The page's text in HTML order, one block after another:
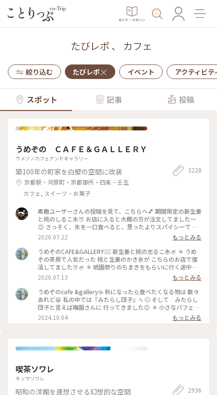
ガイド・マガジン
たびレポ 、 カフェ
絞り込む たびレポ イベント アクティビテ
スポット 記事 投稿
うめぞの ＣＡＦＥ＆ＧＡＬＬＥＲＹ
ウメゾノカフェアンドギャラリー
築100年の町家を白壁の空間に改装
京都駅・河原町・京都御所・四条・壬生
カフェ, スイーツ・お菓子
3228
素敵ユーザーさんの投稿を見て、こちらへ💕 期間限定の新生姜
と桃のしるこ氷🍑 お店に入ると大概の方が注文してました〜
😊 さっそく、氷を一口食べると、思ったよりスパイシーで 生
姜の風味が口いっぱい広がります🥰 氷で生姜…はじめて…！
桃も程よい量で、食べ進めると下には、こし餡！ だから、し
るこなんですね〜🤔 頼んだ時は、何でだろうと思ったけど、な
るほど〜です😘 この後も、山鉾巡りなので、あっという間に
汗💦になるけど、 真夏に食べるかき氷🍧、魅力的ですよね✨✨
2026.07.22
もっとみる
うめぞのCAFE&GALLERY🏳️‍🌈 新生姜と桃の志るこ氷🍧 ＊ うめ
ぞの茶房で人気だった 桃と生姜のかき氷が こちらのお店で復
活してました🍑🍧 ＊ 祇園祭りのちまきをもらいに行く途中に
寄ろうかなどうしようかな？と 考えながら前を通ったら桃氷
の看板でていたので スルーできませんでした😆 ＊ ぴりりとく
る新生姜のシロップが すごいアクセントになって🫚 合間合間
にみずみずしい桃のスライスを いただきます🍑 ちょっと見え
づらいですが 中にはもっちり白玉と そしてこし餡が入ってい
るので 最後には、しるこ氷としていただきました😊 ＊ 人気か
き氷だけに🍧 私が最後の一杯だったようで 注文したあとにす
に幸せでした😊 ＊ ギャラリーでは風鈴展が🎐 陶器のブルーの
めぞの #梅園
2026.07.13
もっとみる
うめぞのcafe &gallery☕️ 秋になったら食べたくなる物は 数々
あれど😁 私の中では『みたらし団子』🍡😊 そして みたらし
団子と言えば梅園さんに 行ってきました😊 ＊ 小さなパフェと
みたらし団子のセット🩷 この小さなパフェのセットが復活し
て 小躍りです😁 パフェにはわらび餅と小さな抹茶アイスとク
しい 蜜がたっぷりのみたらし団子はやっぱり 美味しかったで
れます😊 店内の配置を変えられたようで✨ 奥の中庭前の席が2
人席になり 通い始めて幾数年 初めて窓際に座る事ができま
した😊 中庭がいい感じです😊🌳 ＊ うめぞのcafe＆galleryは
ちょっと甘い物が食べたいなぁーと 思う時に足が向いてしま
2024.10.04 もっとみる
喫茶ソワレ
キッサソワレ
昭和の洋館を連想させる幻想的な空間 2936